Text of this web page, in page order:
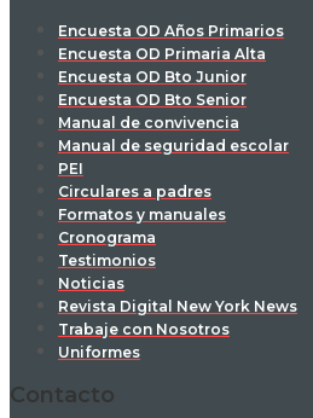
Encuesta OD Años Primarios
Encuesta OD Primaria Alta
Encuesta OD Bto Junior
Encuesta OD Bto Senior
Manual de convivencia
Manual de seguridad escolar
PEI
Circulares a padres
Formatos y manuales
Cronograma
Testimonios
Noticias
Revista Digital New York News
Trabaje con Nosotros
Uniformes
Contacto